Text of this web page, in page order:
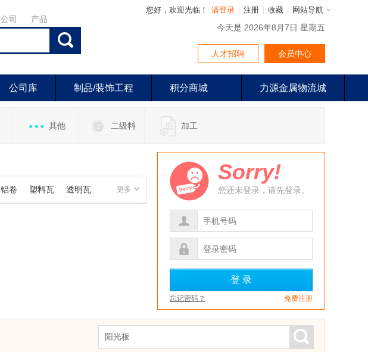
公司 产品
收藏 网站导航
您好，欢迎光临！ 请登录 注册
今天是 2026年8月7日 星期五
人才招聘 会员中心
公司库 制品/装饰工程 积分商城 力源金属物流城
其他 二级料 加工
铝卷 塑料瓦 透明瓦 更多
Sorry!
您还未登录，请先登录。
忘记密码？ 免费注册